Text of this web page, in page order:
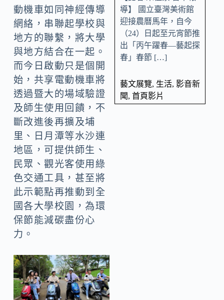
動機車如同神經傳導
網絡，串聯起學校與
地方的聯繫，將大學
與地方結合在一起。
而今日啟動只是個開
始，共享電動機車將
透過暨大的場域驗證
及師生使用回饋，不
斷改進後再擴及埔
里、日月潭等水沙連
地區，可提供師生、
民眾、觀光客使用綠
色交通工具，甚至將
此示範點再推動到全
國各大學校園，為環
保節能減碳盡份心
力。
導】 國立臺灣美術館
迎接農曆馬年，自今
（24）日起至元宵節推
出「丙午躍春—藝起探
春」春節 […]
藝文展覽, 生活, 影音新
聞, 首頁影片